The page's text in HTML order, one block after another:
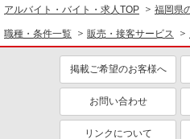
アルバイト・バイト・求人TOP 福岡県
職種・条件一覧 販売・接客サービス
掲載ご希望のお客様へ
お問い合わせ
リンクについて